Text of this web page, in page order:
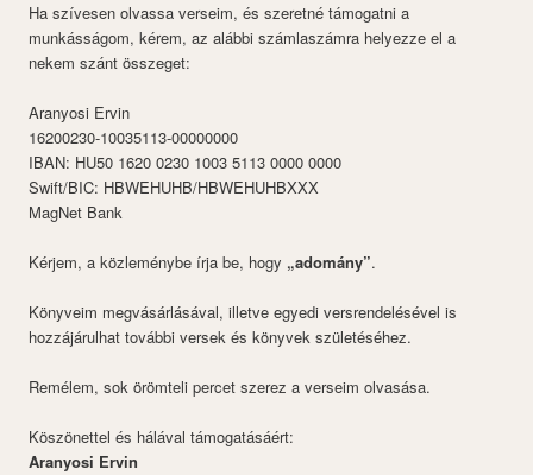
Ha szívesen olvassa verseim, és szeretné támogatni a
munkásságom, kérem, az alábbi számlaszámra helyezze el a
nekem szánt összeget:
Aranyosi Ervin
16200230-10035113-00000000
IBAN: HU50 1620 0230 1003 5113 0000 0000
Swift/BIC: HBWEHUHB/HBWEHUHBXXX
MagNet Bank
Kérjem, a közleménybe írja be, hogy „adomány”.
Könyveim megvásárlásával, illetve egyedi versrendelésével is
hozzájárulhat további versek és könyvek születéséhez.
Remélem, sok örömteli percet szerez a verseim olvasása.
Köszönettel és hálával támogatásáért:
Aranyosi Ervin